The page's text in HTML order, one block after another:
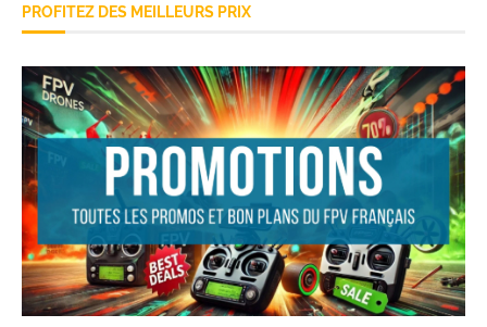
PROFITEZ DES MEILLEURS PRIX